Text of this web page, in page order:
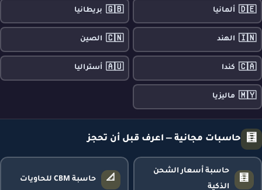
🇩🇪 ألمانيا 🇬🇧 بريطانيا
🇮🇳 الهند 🇨🇳 الصين
🇨🇦 كندا 🇦🇺 أستراليا
🇲🇾 ماليزيا
🧮 حاسبات مجانية — اعرف قبل أن تحجز
🧮
حاسبة أسعار الشحن
الذكية
📐 حاسبة CBM للحاويات